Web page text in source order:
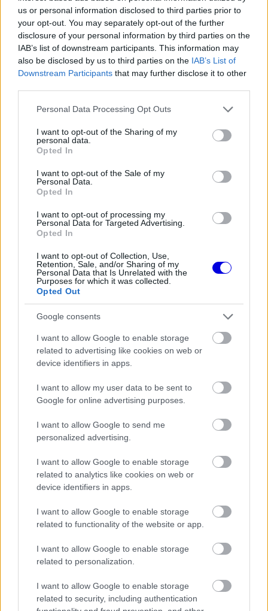
us or personal information disclosed to third parties prior to
your opt-out. You may separately opt-out of the further
disclosure of your personal information by third parties on the
IAB’s list of downstream participants. This information may
also be disclosed by us to third parties on the IAB’s List of
Downstream Participants that may further disclose it to other
Please note that this website/app uses one or more Google
not limited to your visit or usage behaviour. You may click to
grant or deny consent to Google and its third-party tags to
use your data for below specified purposes in below Google
consent section.
Personal Data Processing Opt Outs
I want to opt-out of the Sharing of my
personal data.
Opted In
I want to opt-out of the Sale of my
Personal Data.
Opted In
I want to opt-out of processing my
Personal Data for Targeted Advertising.
Opted In
I want to opt-out of Collection, Use,
Retention, Sale, and/or Sharing of my
Personal Data that Is Unrelated with the
Purposes for which it was collected.
Opted Out
Google consents
I want to allow Google to enable storage
related to advertising like cookies on web or
device identifiers in apps.
I want to allow my user data to be sent to
Google for online advertising purposes.
I want to allow Google to send me
personalized advertising.
I want to allow Google to enable storage
related to analytics like cookies on web or
device identifiers in apps.
I want to allow Google to enable storage
related to functionality of the website or app.
I want to allow Google to enable storage
related to personalization.
I want to allow Google to enable storage
related to security, including authentication
Video
is
is
a
modal
window.
is not supported.
A négyszeres világbajnok a karibi térségben, a
francia fennhatóság alá tartozó St. Barths
párosról a tengerparton készült felvételek is
Miami Nagydíjon is elkísérte Verstappent.
EZEKET IS AJÁNLJUK
Verstappen útjába a jövőben
Francia hatalomátvételről
suttognak a Red Bullnál
FORMA-1
Ijesztő jelzés Spából, tényleg túl
lassúak lettek az új F1-es autók?
A rövid kikapcsolódás után azonban ismét
versenymódba kapcsol, hiszen, mint említettük, a
Nürburgring 24 órás megméretése egészen más